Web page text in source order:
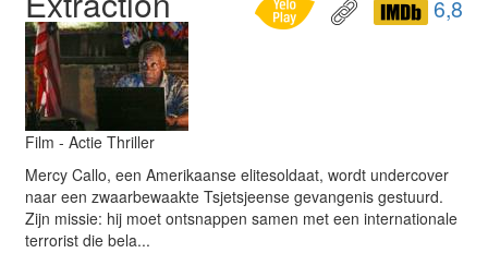
6,8
Film - Actie Thriller
Mercy Callo, een Amerikaanse elitesoldaat, wordt undercover
naar een zwaarbewaakte Tsjetsjeense gevangenis gestuurd.
Zijn missie: hij moet ontsnappen samen met een internationale
terrorist die bela...